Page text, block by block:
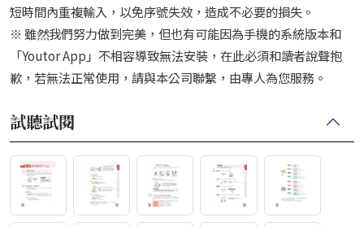
短時間內重複輸入，以免序號失效，造成不必要的損失。
※ 雖然我們努力做到完美，但也有可能因為手機的系統版本和
「Youtor App」不相容導致無法安裝，在此必須和讀者說聲抱
歉，若無法正常使用，請與本公司聯繫，由專人為您服務。
試聽試閱